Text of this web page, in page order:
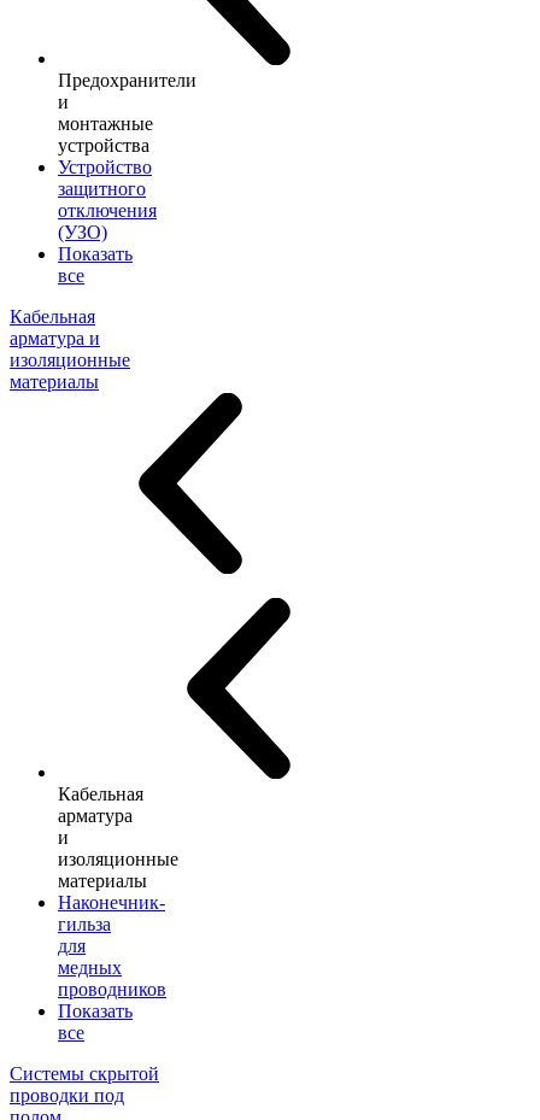
Предохранители
и
монтажные
устройства
Устройство
защитного
отключения
(УЗО)
Показать
все
Кабельная
арматура и
изоляционные
материалы
Кабельная
арматура
и
изоляционные
материалы
Наконечник-
гильза
для
медных
проводников
Показать
все
Системы скрытой
проводки под